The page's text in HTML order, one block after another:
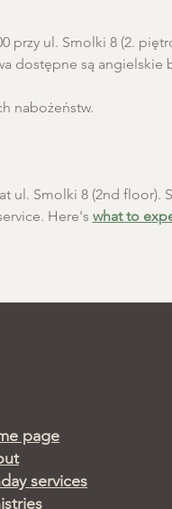
przy ul. Smolki 8 (2.
dostępne są angielskie
nabożeństw.
ul. Smolki 8 (2nd floor).
Here's what to
page
services